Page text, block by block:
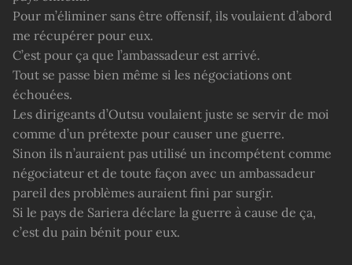
Pour m’éliminer sans être offensif, ils voulaient d’abord
me récupérer pour eux.
C’est pour ça que l’ambassadeur est arrivé.
Tout se passe bien même si les négociations ont
échouées.
Les dirigeants d’Outsu voulaient juste se servir de moi
comme d’un prétexte pour causer une guerre.
Sinon ils n’auraient pas utilisé un incompétent comme
négociateur et de toute façon avec un ambassadeur
pareil des problèmes auraient fini par surgir.
Si le pays de Sariera déclare la guerre à cause de ça,
c’est du pain bénit pour eux.